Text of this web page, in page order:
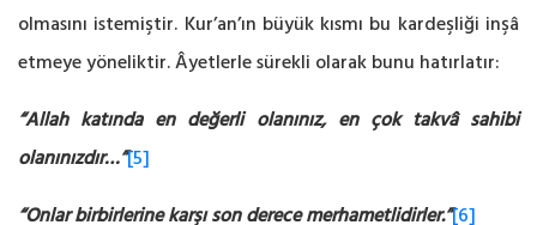
olmasını istemiştir. Kur’an’ın büyük kısmı bu kardeşliği inşâ
etmeye yöneliktir. Âyetlerle sürekli olarak bunu hatırlatır:
“Allah katında en değerli olanınız, en çok takvâ sahibi
olanınızdır…”[5]
“Onlar birbirlerine karşı son derece merhametlidirler.”[6]